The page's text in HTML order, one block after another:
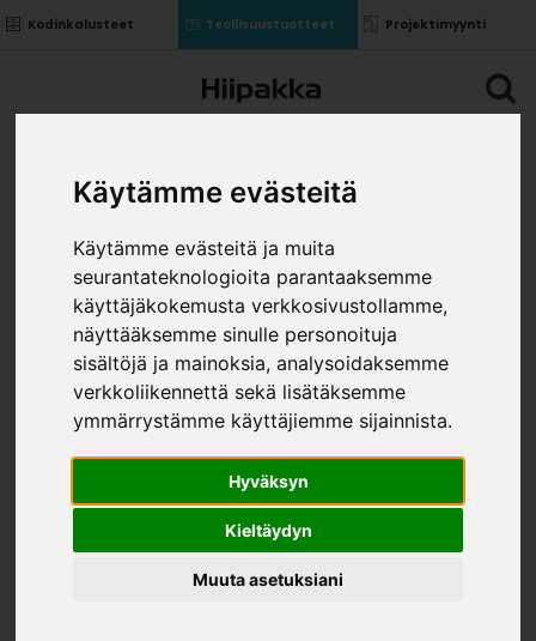
Käytämme evästeitä
Käytämme evästeitä ja muita
seurantateknologioita parantaaksemme
käyttäjäkokemusta verkkosivustollamme,
näyttääksemme sinulle personoituja
sisältöjä ja mainoksia, analysoidaksemme
verkkoliikennettä sekä lisätäksemme
ymmärrystämme käyttäjiemme sijainnista.
Hyväksyn
Kieltäydyn
Muuta asetuksiani
Kodinkalusteet Teollisuustuotteet Projektimyynti